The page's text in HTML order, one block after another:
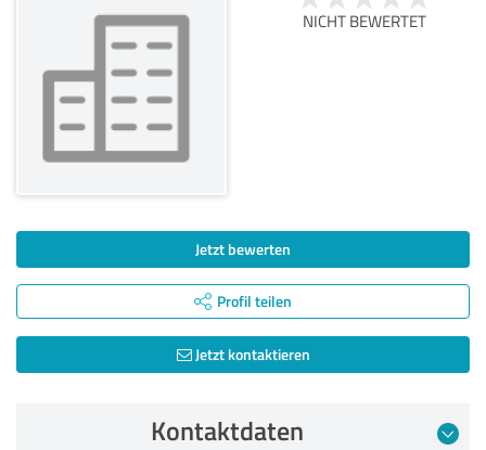
NICHT BEWERTET
Jetzt bewerten
Profil teilen
Jetzt kontaktieren
Kontaktdaten